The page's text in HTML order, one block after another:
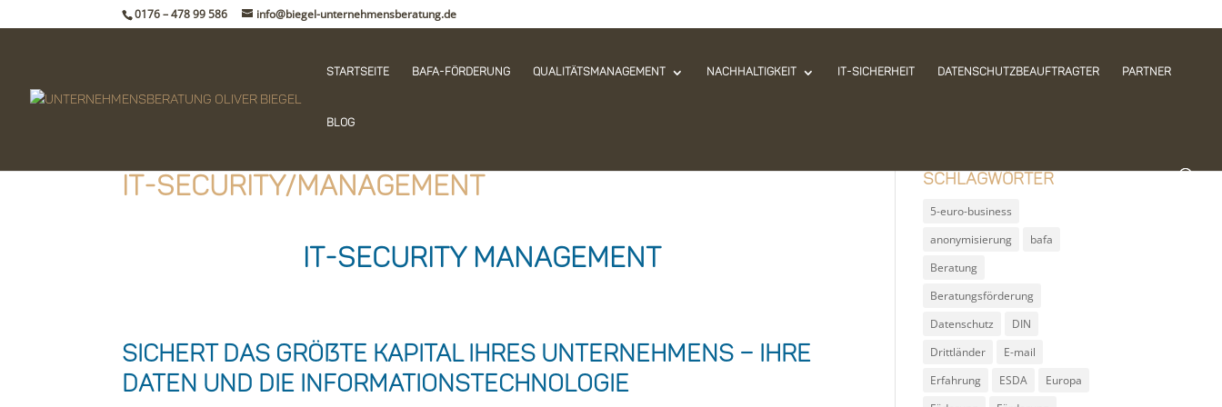
0176 – 478 99 586 info@biegel-unternehmensberatung.de
Startseite Bafa-Förderung Qualitätsmanagement Nachhaltigkeit IT-Sicherheit Datenschutzbeauftragter Partner
Blog
IT-Security/Management
IT-Security Management
Sichert das größte Kapital Ihres Unternehmens – Ihre
Daten und die Informationstechnologie
Schlagwörter
5-euro-business
anonymisierung
bafa
Beratung
Beratungsförderung
Datenschutz
DIN
Drittländer
E-mail
Erfahrung
ESDA
Europa